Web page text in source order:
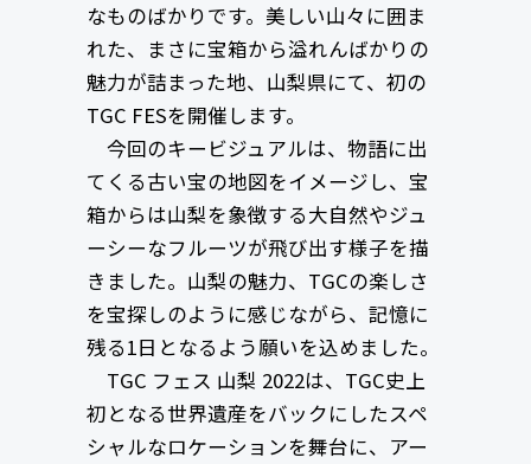
なものばかりです。美しい山々に囲ま
れた、まさに宝箱から溢れんばかりの
魅力が詰まった地、山梨県にて、初の
TGC FESを開催します。
今回のキービジュアルは、物語に出
てくる古い宝の地図をイメージし、宝
箱からは山梨を象徴する大自然やジュ
ーシーなフルーツが飛び出す様子を描
きました。山梨の魅力、TGCの楽しさ
を宝探しのように感じながら、記憶に
残る1日となるよう願いを込めました。
TGC フェス 山梨 2022は、TGC史上
初となる世界遺産をバックにしたスペ
シャルなロケーションを舞台に、アー